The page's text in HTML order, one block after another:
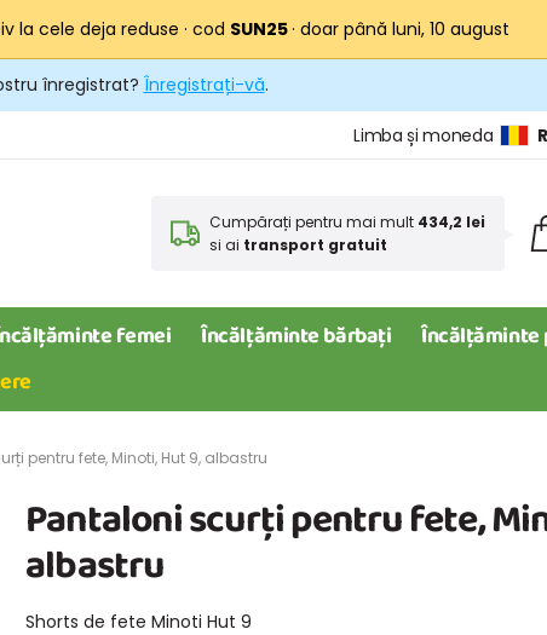
la cele deja reduse · cod SUN25· doar până luni, 10 august
înregistrat? Înregistrați-vă.
Limba și moneda
Cumpărați pentru mai mult 434,2 lei
si ai transport gratuit
femei Încălțăminte bărbați Încălțăminte
pentru fete, Minoti, Hut 9, albastru
Pantaloni scurți pentru fete,
albastru
Shorts de fete Minoti Hut 9